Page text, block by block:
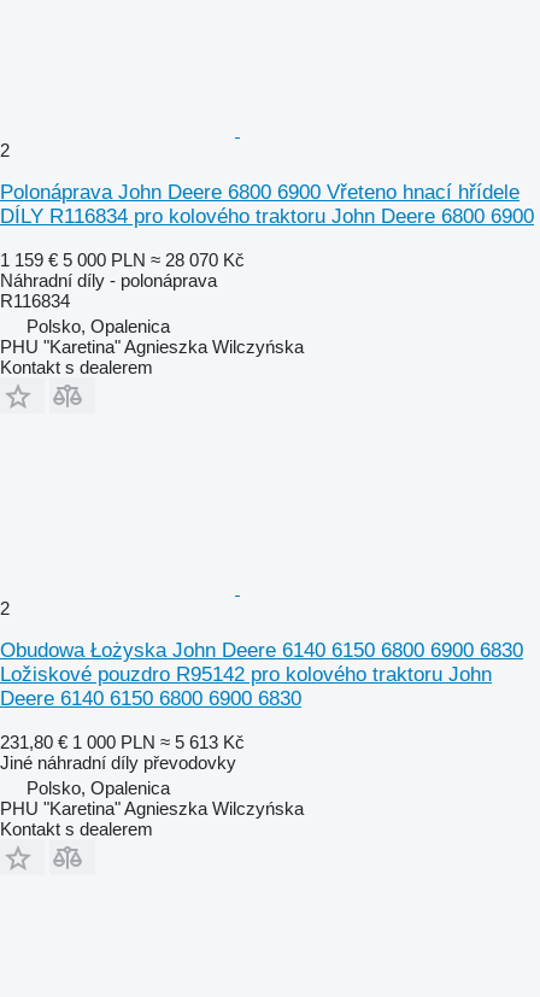
2
Polonáprava John Deere 6800 6900 Vřeteno hnací hřídele
DÍLY R116834 pro kolového traktoru John Deere 6800 6900
1 159 € 5 000 PLN ≈ 28 070 Kč
Náhradní díly - polonáprava
R116834
Polsko, Opalenica
PHU "Karetina" Agnieszka Wilczyńska
Kontakt s dealerem
2
Obudowa Łożyska John Deere 6140 6150 6800 6900 6830
Ložiskové pouzdro R95142 pro kolového traktoru John
Deere 6140 6150 6800 6900 6830
231,80 € 1 000 PLN ≈ 5 613 Kč
Jiné náhradní díly převodovky
Polsko, Opalenica
PHU "Karetina" Agnieszka Wilczyńska
Kontakt s dealerem